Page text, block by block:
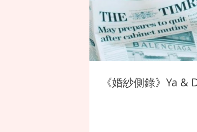
《婚紗側錄》Ya